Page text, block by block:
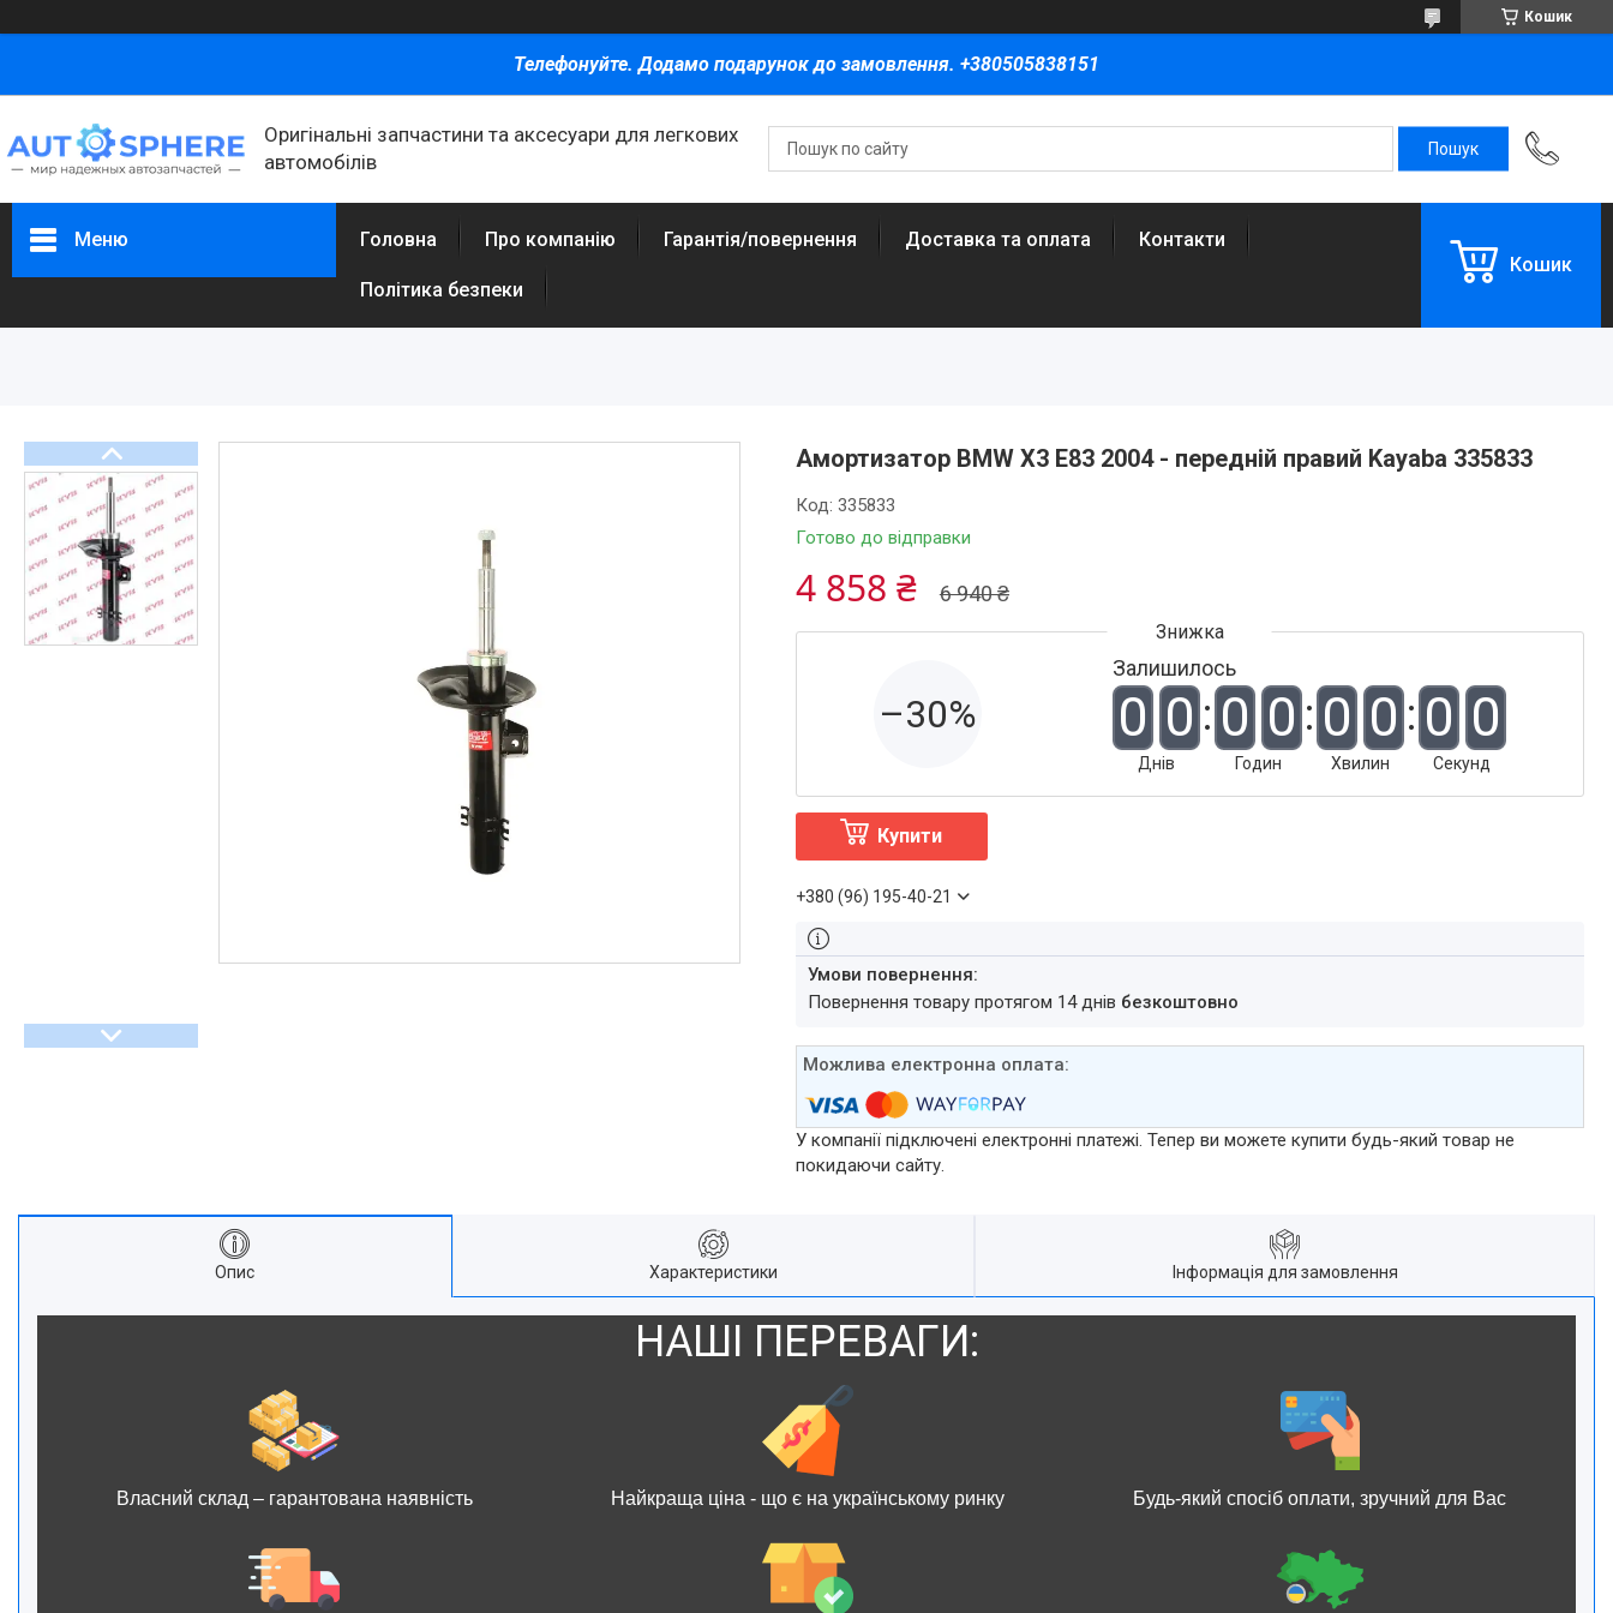
Кошик
Телефонуйте. Додамо подарунок до замовлення. +380505838151
Оригінальні запчастини та аксесуари для легкових
автомобілів
Меню
Корнева група
Головна Про компанію Гарантія/повернення Доставка та оплата Контакти
Політика безпеки
Кошик
Амортизатор BMW X3 E83 2004 - передній правий Kayaba 335833
Готово до відправки
Код: 335833
6 940 ₴
4 858 ₴
–30%
Залишилось
0 0
Днів
0 0
Годин
0 0
Хвилин
0 0
Секунд
Купити
+380 (96) 195-40-21
повернення товару протягом 14 днів безкоштовно
У компанії підключені електронні платежі. Тепер ви можете купити будь-який товар не
покидаючи сайту.
Опис Характеристики Інформація для замовлення
НАШІ ПЕРЕВАГИ:
Власний склад – гарантована наявність Найкраща ціна - що є на українському ринку Будь-який спосіб оплати, зручний для Вас